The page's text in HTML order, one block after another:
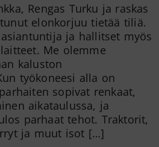
Rengas Turku ja raskas
elonkorjuu tietää tiliä.
ja hallitset myös
Me olemme
kaluston
työkoneesi alla on
sopivat renkaat,
aikataulussa, ja
parhaat tehot. Traktorit,
ja muut isot […]